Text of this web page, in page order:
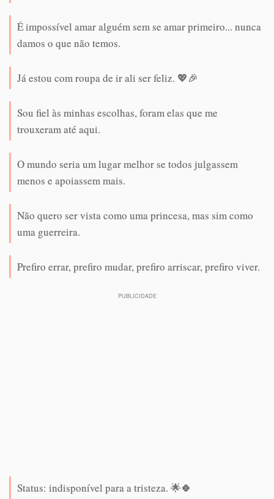
É impossível amar alguém sem se amar primeiro... nunca
damos o que não temos.
Já estou com roupa de ir ali ser feliz. 💖🎉
Sou fiel às minhas escolhas, foram elas que me
trouxeram até aqui.
O mundo seria um lugar melhor se todos julgassem
menos e apoiassem mais.
Não quero ser vista como uma princesa, mas sim como
uma guerreira.
Prefiro errar, prefiro mudar, prefiro arriscar, prefiro viver.
Status: indisponível para a tristeza. 🌟🍀